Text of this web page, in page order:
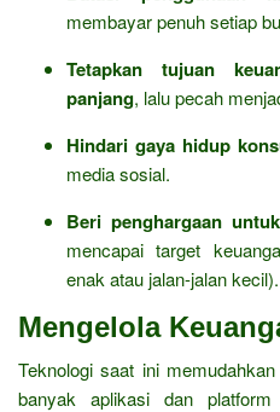
membayar penuh setiap
Tetapkan tujuan
panjang, lalu pecah
Hindari gaya hidup
media sosial.
Beri penghargaan
mencapai target
enak atau jalan-jalan kecil).
Mengelola
Teknologi saat ini
banyak aplikasi dan